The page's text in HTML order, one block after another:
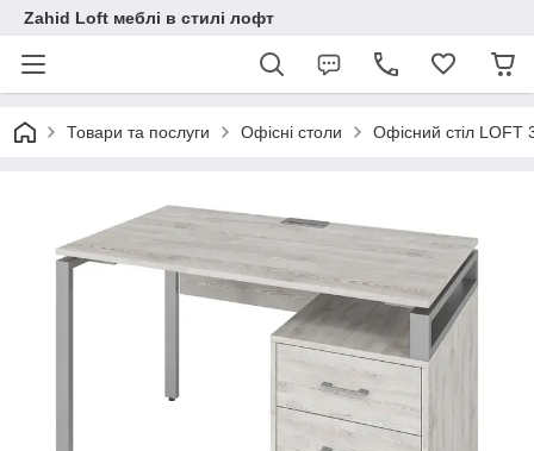
Zahid Loft меблі в стилі лофт
Товари та послуги Офісні столи Офісний стіл LOFT